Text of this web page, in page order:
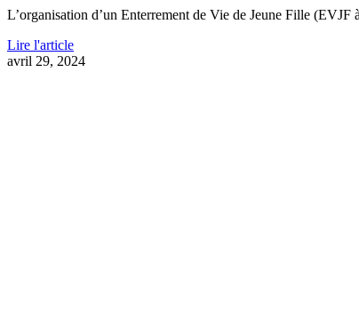
L’organisation d’un Enterrement de Vie de Jeune Fille (EVJF
Lire l'article
avril 29, 2024